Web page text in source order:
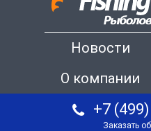
Новости
О компании
+7
Заказать